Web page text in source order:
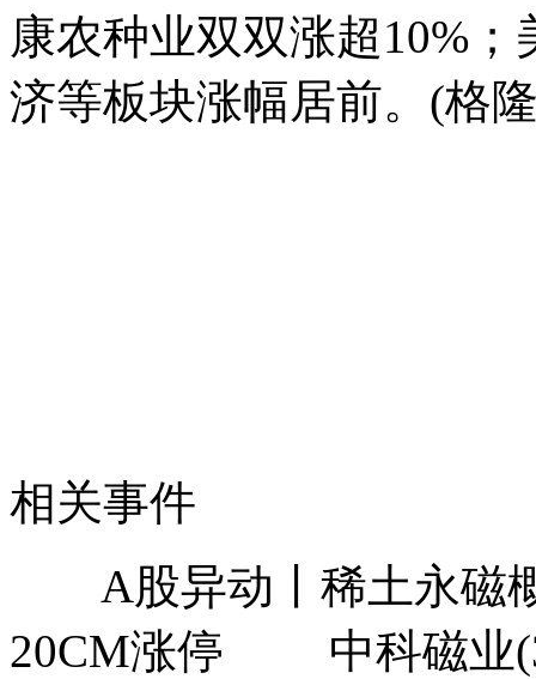
康农种业双双涨超10%
济等板块涨幅居前。(格
相关事件
A股异动丨稀土永磁
20CM涨停 中科磁业